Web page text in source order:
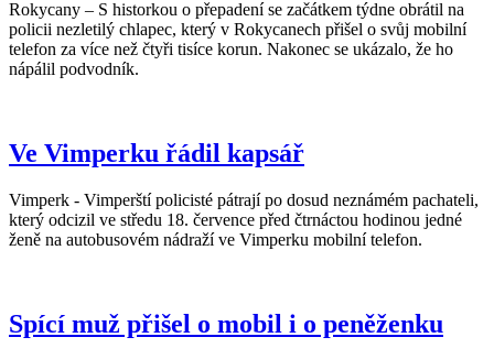
Rokycany – S historkou o přepadení se začátkem týdne obrátil na
policii nezletilý chlapec, který v Rokycanech přišel o svůj mobilní
telefon za více než čtyři tisíce korun. Nakonec se ukázalo, že ho
nápálil podvodník.
Ve Vimperku řádil kapsář
Vimperk - Vimperští policisté pátrají po dosud neznámém pachateli,
který odcizil ve středu 18. července před čtrnáctou hodinou jedné
ženě na autobusovém nádraží ve Vimperku mobilní telefon.
Spící muž přišel o mobil i o peněženku